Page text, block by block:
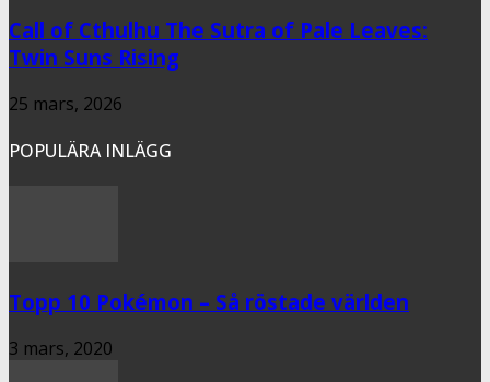
Call of Cthulhu The Sutra of Pale Leaves:
Twin Suns Rising
25 mars, 2026
POPULÄRA INLÄGG
Topp 10 Pokémon – Så röstade världen
3 mars, 2020